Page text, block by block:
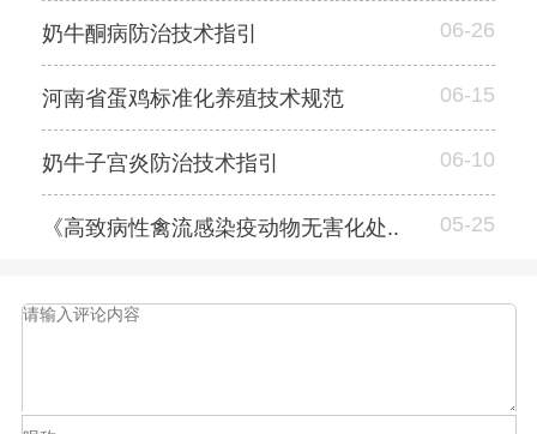
奶牛酮病防治技术指引 06-26
河南省蛋鸡标准化养殖技术规范 06-15
奶牛子宫炎防治技术指引 06-10
《高致病性禽流感染疫动物无害化处.. 05-25